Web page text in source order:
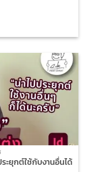
ะยุกต์ใช้กับงานอื่นได้